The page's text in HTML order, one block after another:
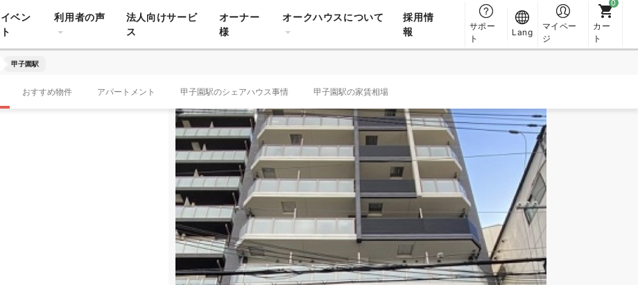
イベン
ト
利用者の声
法人向けサービ
ス
オーナー
様
オークハウスについて
採用情
報
サポー
ト
Lang
マイペー
ジ
カー
ト
甲子園駅
おすすめ物件 アパートメント 甲子園駅のシェアハウス事情 甲子園駅の家賃相場